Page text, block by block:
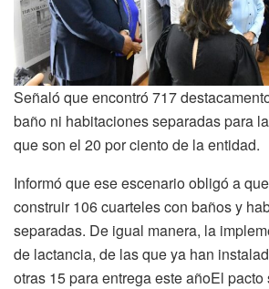
Señaló que encontró 717
baño ni habitaciones separadas para
que son el 20 por ciento de la entidad.
Informó que ese escenario obligó a
construir 106 cuarteles con baños y
separadas. De igual manera, la
de lactancia, de las que ya han
otras 15 para entrega este añoEl pacto